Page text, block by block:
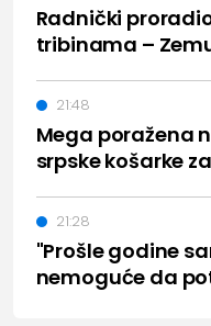
Radnički
tribinama –
Mega poražena
srpske košarke
21:48
"Prošle godine
nemoguće da
21:28